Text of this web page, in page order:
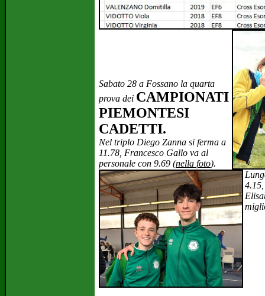
Sabato 28 a Fossano la quarta
prova dei CAMPIONATI
PIEMONTESI
CADETTI.
Nel triplo Diego Zanna si ferma a
11.78, Francesco Gallo va al
personale con 9.69 (nella foto).